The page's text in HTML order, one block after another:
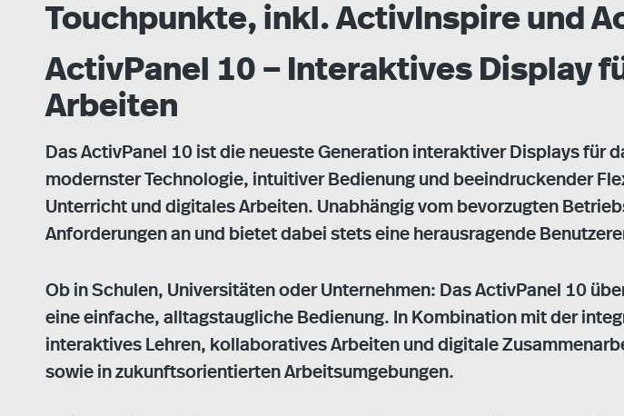
Touchpunkte, inkl. ActivInspire und
ActivPanel 10 – Interaktives Display
Arbeiten
Das ActivPanel 10 ist die neueste Generation interaktiver Displays für
modernster Technologie, intuitiver Bedienung und beeindruckender
Unterricht und digitales Arbeiten. Unabhängig vom bevorzugten
Anforderungen an und bietet dabei stets eine herausragende
Ob in Schulen, Universitäten oder Unternehmen: Das ActivPanel 10
eine einfache, alltagstaugliche Bedienung. In Kombination mit der
interaktives Lehren, kollaboratives Arbeiten und digitale
sowie in zukunftsorientierten Arbeitsumgebungen.